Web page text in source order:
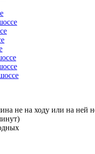
не на ходу или на ней